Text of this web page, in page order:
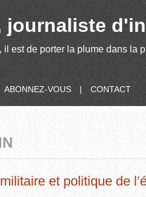
journaliste
il est de porter la plume dans la
ABONNEZ-VOUS | CONTACT
et politique de